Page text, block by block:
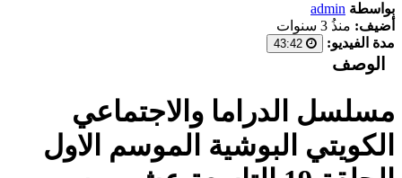
بواسطة admin
أضيف: منذُ 3 سنوات
مدة الفيديو:
الوصف
مسلسل الدراما والاجتماعي
الكويتي البوشية الموسم الاول